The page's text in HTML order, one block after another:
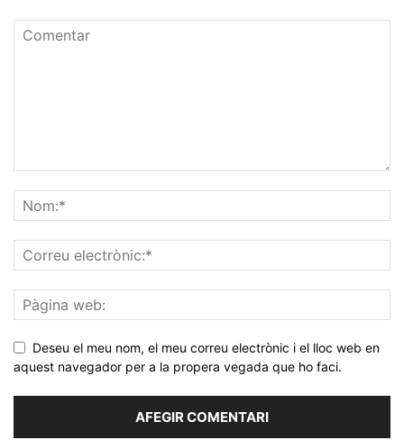
Deseu el meu nom, el meu correu electrònic i el lloc web en
aquest navegador per a la propera vegada que ho faci.